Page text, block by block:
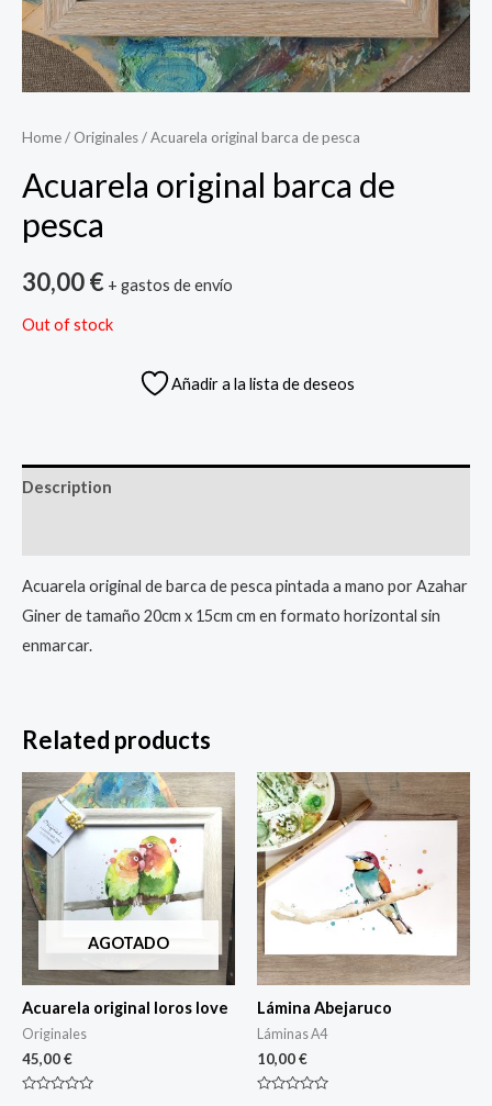
Home/ Originales/ Acuarela original barca de pesca
Acuarela original barca de
pesca
30,00€ + gastos de envío
Out of stock
Añadir a la lista de deseos
Description
Acuarela original de barca de pesca pintada a mano por Azahar
Giner de tamaño 20cm x 15cm cm en formato horizontal sin
enmarcar.
Related products
AGOTADO
Acuarela original loros love
Originales
45,00€
Lámina Abejaruco
Láminas A4
10,00€